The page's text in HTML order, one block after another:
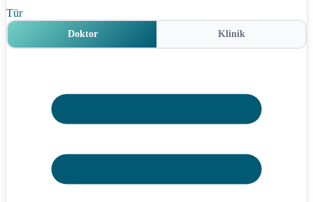
Tür
Doktor Klinik